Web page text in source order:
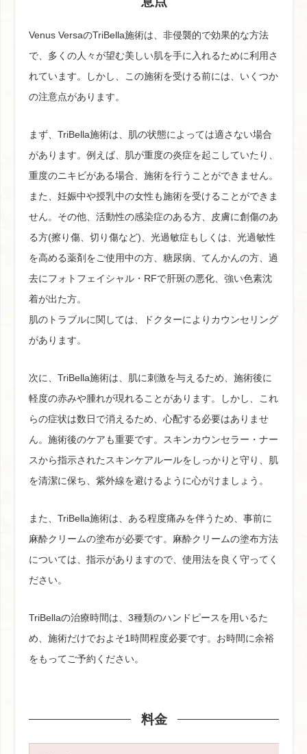
Venus VersaのTriBella施術は、非侵襲的で効果的な方法
で、多くの人々が望む美しい肌を手に入れるために利用さ
れています。しかし、この施術を受ける前には、いくつか
の注意点があります。
まず、TriBella施術は、肌の状態によっては適さない場合
があります。例えば、肌が重度の炎症を起こしていたり、
重度のニキビがある場合、施術を行うことができません。
また、妊娠中や授乳中の女性も施術を受けることができま
せん。その他、活動性の感染症のある方、皮膚に創傷のあ
る方(擦り傷、切り傷など)、光過敏症もしくは、光過敏性
を高める薬剤をご使用中の方、糖尿病、てんかんの方、過
去にフォトフェイシャル・RFで肝斑の悪化、強い色素沈
着が出た方。
肌のトラブルに関しては、ドクターによりカウンセリング
があります。
次に、TriBella施術は、肌に刺激を与えるため、施術後に
軽度の赤みや腫れが現れることがあります。しかし、これ
らの症状は数日で消えるため、心配する必要はありませ
ん。施術後のケアも重要です。スキンカウンセラー・ナー
スから指示されたスキンケアルールをしっかりと守り、肌
を清潔に保ち、紫外線を避けるように心がけましょう。
また、TriBella施術は、ある程度痛みを伴うため、事前に
麻酔クリームの塗布が必要です。麻酔クリームの塗布方法
については、指示がありますので、使用法を良く守ってく
ださい。
TriBellaの治療時間は、3種類のハンドピースを用いるた
め、施術だけでおよそ1時間程度必要です。お時間に余裕
をもってご予約ください。
料金